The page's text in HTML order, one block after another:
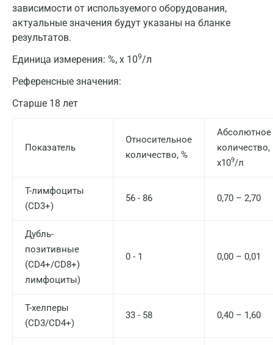
зависимости от используемого оборудования,
актуальные значения будут указаны на бланке
результатов.
Единица измерения: %, х 109/л
Референсные значения:
Старше 18 лет
Показатель
Относительное
количество, %
Абсолютное
количество,
х109/л
T-лимфоциты
(CD3+)
56 - 86 0,70 – 2,70
Дубль-
позитивные
(CD4+/CD8+)
лимфоциты)
0 - 1 0,00 – 0,01
Т-хелперы
(CD3/CD4+)
33 - 58 0,40 – 1,60